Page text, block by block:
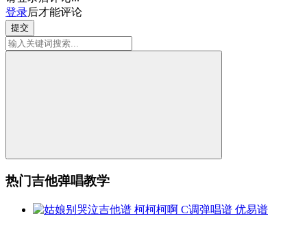
登录后才能评论
提交
热门吉他弹唱教学